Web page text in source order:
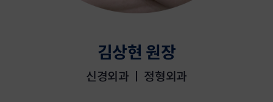
김상현 원장
신경외과 ㅣ 정형외과